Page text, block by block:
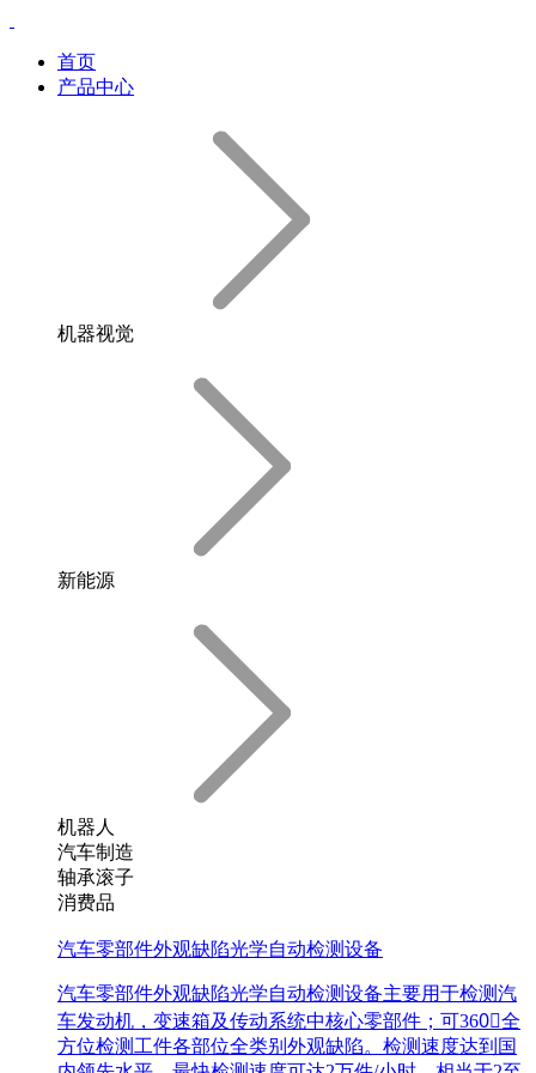
首页
产品中心
机器视觉
新能源
机器人
汽车制造
轴承滚子
消费品
汽车零部件外观缺陷光学自动检测设备
汽车零部件外观缺陷光学自动检测设备主要用于检测汽
车发动机，变速箱及传动系统中核心零部件；可360〬全
方位检测工件各部位全类别外观缺陷。检测速度达到国